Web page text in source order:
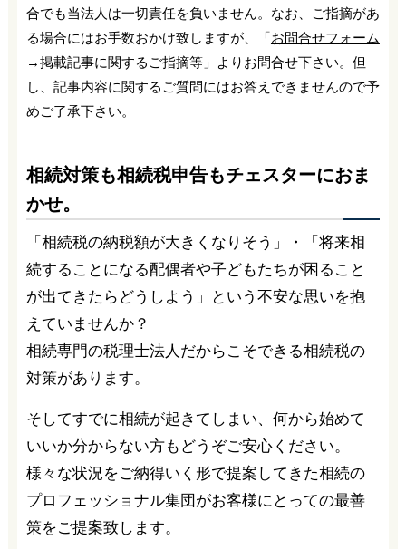
合でも当法人は一切責任を負いません。なお、ご指摘があ
る場合にはお手数おかけ致しますが、「お問合せフォーム
→掲載記事に関するご指摘等」よりお問合せ下さい。但
し、記事内容に関するご質問にはお答えできませんので予
めご了承下さい。
相続対策も相続税申告もチェスターにおま
かせ。
「相続税の納税額が大きくなりそう」・「将来相
続することになる配偶者や子どもたちが困ること
が出てきたらどうしよう」という不安な思いを抱
えていませんか？
相続専門の税理士法人だからこそできる相続税の
対策があります。
そしてすでに相続が起きてしまい、何から始めて
いいか分からない方もどうぞご安心ください。
様々な状況をご納得いく形で提案してきた相続の
プロフェッショナル集団がお客様にとっての最善
策をご提案致します。